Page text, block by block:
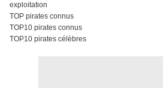
exploitation
TOP pirates connus
TOP10 pirates connus
TOP10 pirates célèbres